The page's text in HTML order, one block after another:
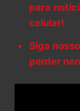
para
celular!
Siga
perder